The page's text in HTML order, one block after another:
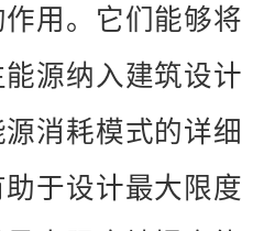
用。它们能够将
源纳入建筑设计
消耗模式的详细
于设计最大限度